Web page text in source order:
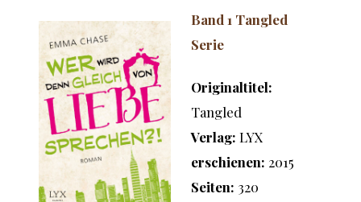
Band 1 Tangled
Serie
Originaltitel:
Tangled
Verlag: LYX
erschienen: 2015
Seiten: 320